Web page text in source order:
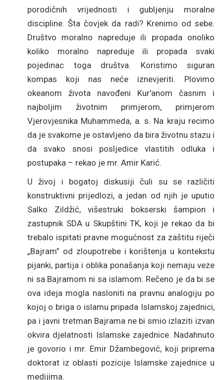
porodičnih vrijednosti i gubljenju moralne
discipline. Šta čovjek da radi? Krenimo od sebe.
Društvo moralno napreduje ili propada onoliko
koliko moralno napreduje ili propada svaki
pojedinac toga društva. Koristimo siguran
kompas koji nas neće iznevjeriti. Plovimo
okeanom života navođeni Kur'anom časnim i
najboljim životnim primjerom, primjerom
Vjerovjesnika Muhammeda, a. s. Na kraju recimo
da je svakome je ostavljeno da bira životnu stazu i
da svako snosi posljedice vlastitih odluka i
postupaka – rekao je mr. Amir Karić.
U živoj i bogatoj diskusiji čuli su se različiti
konstruktivni prijedlozi, a jedan od njih je uputio
Salko Zildžić, višestruki bokserski šampion i
zastupnik SDA u Skupštini TK, koji je rekao da bi
trebalo ispitati pravne mogućnost za zaštitu riječi
„Bajram” od zloupotrebe i korištenja u kontekstu
pijanki, partija i oblika ponašanja koji nemaju veze
ni sa Bajramom ni sa islamom. Rečeno je da bi se
ova ideja mogla nasloniti na pravnu analogiju po
kojoj o briga o islamu pripada Islamskoj zajednici,
pa i javni tretman Bajrama ne bi smio izlaziti izvan
okvira djelatnosti Islamske zajednice. Nadahnuto
je govorio i mr. Emir Džambegović, koji priprema
doktorat iz oblasti pozicije Islamske zajednice u
medijima.